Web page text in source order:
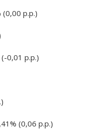
(0,00 p.p.)
0,01 p.p.)
(0,06 p.p.)